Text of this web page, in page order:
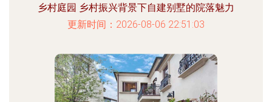
乡村庭园 乡村振兴背景下自建别墅的院落魅力
更新时间：2026-08-06 22:51:03